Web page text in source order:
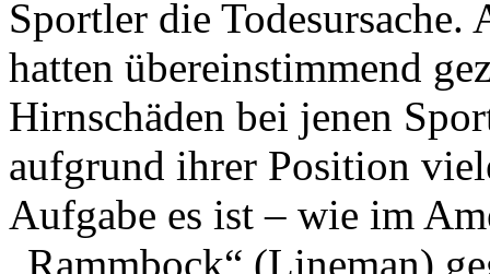
Sportler die
hatten übereinstimmend
Hirnschäden bei jenen
aufgrund ihrer Position
Aufgabe es ist – wie im
„Rammbock“ (Lineman)